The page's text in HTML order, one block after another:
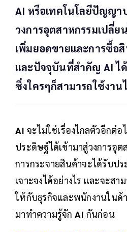
AI หรือเทคโนโลยีปัญญา
วงการอุตสาหกรรมเปลี่
เพิ่มยอดขายและการซื้อ
และปัจจุบันที่สำคัญ AI ไ
ซึ่งใครๆก็สามารถใช้งาน
AI จะไม่ใช่เรื่องไกลตัวอีกต่
ประดิษฐ์ได้เข้ามาสู่วงการอุ
การกระจายสินค้าจะได้รับป
เจาะจงได้อย่างไร และจะสา
ให้กับธุรกิจและพนักงานในด้
มาทำความรู้จัก AI กันก่อน